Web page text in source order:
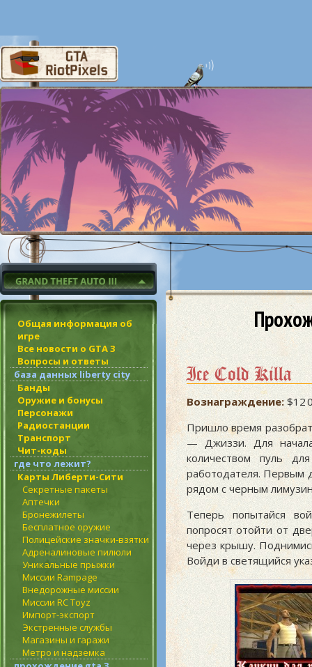
Общая информация об
игре
Все новости о GTA 3
Вопросы и ответы
база данных liberty city
Банды
Оружие и бонусы
Персонажи
Радиостанции
Транспорт
Чит-коды
где что лежит?
Карты Либерти-Сити
Секретные пакеты
Аптечки
Бронежилеты
Бесплатное оружие
Полицейские значки-взятки
Адреналиновые пилюли
Уникальные прыжки
Миссии Rampage
Внедорожные миссии
Миссии RC Toyz
Импорт-экспорт
Экстренные службы
Магазины и гаражи
Метро и надземка
Ice Cold Killa
Вознаграждение:$12
Пришло время
— Джиззи. Для начала
количеством пуль
работодателя. Первым
рядом с черным
Теперь попытайся
попросят отойти от
через крышу.
Войди в светящийся